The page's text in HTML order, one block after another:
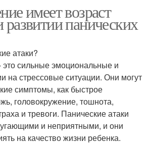
имеет возраст
развитии панических
атаки?
это сильные эмоциональные и
на стрессовые ситуации. Они могут
симптомы, как быстрое
головокружение, тошнота,
и тревоги. Панические атаки
и неприятными, и они
на качество жизни ребенка.